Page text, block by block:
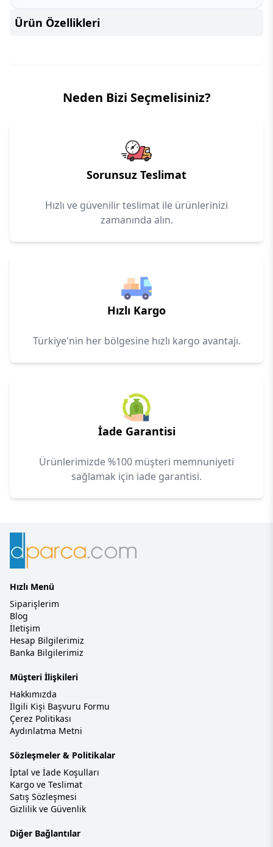
Ürün Özellikleri
Neden Bizi Seçmelisiniz?
Sorunsuz Teslimat
Hızlı ve güvenilir teslimat ile ürünlerinizi
zamanında alın.
Hızlı Kargo
Türkiye'nin her bölgesine hızlı kargo avantajı.
İade Garantisi
Ürünlerimizde %100 müşteri memnuniyeti
sağlamak için iade garantisi.
Hızlı Menü
Siparişlerim
Blog
İletişim
Hesap Bilgilerimiz
Banka Bilgilerimiz
Müşteri İlişkileri
Hakkımızda
İlgili Kişi Başvuru Formu
Çerez Politikası
Aydınlatma Metni
Sözleşmeler & Politikalar
İptal ve İade Koşulları
Kargo ve Teslimat
Satış Sözleşmesi
Gizlilik ve Güvenlik
Diğer Bağlantılar